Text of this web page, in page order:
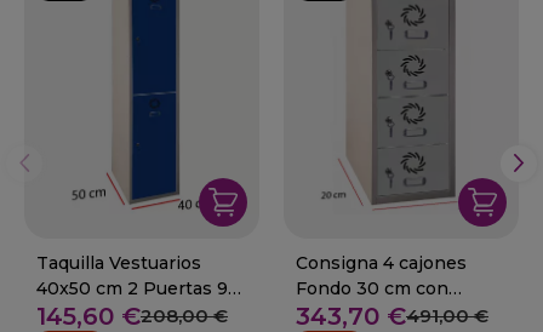
Taquilla Vestuarios
40x50 cm 2 Puertas 96-
ECOT-47034
145,60 €208,00 €
Consigna 4 cajones
Fondo 30 cm con
cerradura 96-91002
343,70 €491,00 €